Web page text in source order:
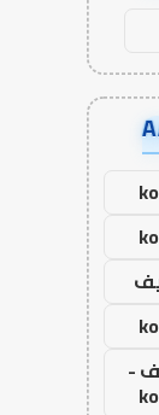
-